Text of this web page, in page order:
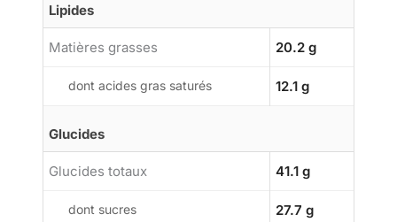
Lipides
Matières grasses 20.2 g
dont acides gras saturés 12.1 g
Glucides
Glucides totaux 41.1 g
dont sucres 27.7 g